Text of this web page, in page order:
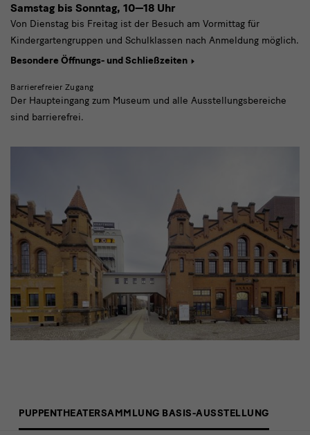
Samstag bis Sonntag, 10—18 Uhr
Von Dienstag bis Freitag ist der Besuch am Vormittag für
Kindergartengruppen und Schulklassen nach Anmeldung möglich.
Besondere Öffnungs- und Schließzeiten
Barrierefreier Zugang
Der Haupteingang zum Museum und alle Ausstellungsbereiche
sind barrierefrei.
Eintrittspreise
PUPPENTHEATERSAMMLUNG BASIS-AUSSTELLUNG